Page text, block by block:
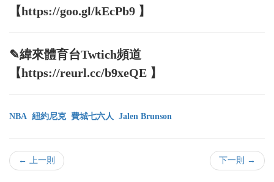
【https://goo.gl/kEcPb9 】
✎緯來體育台Twtich頻道
【https://reurl.cc/b9xeQE 】
NBA 紐約尼克 費城七六人 Jalen Brunson
← 上一則 下一則 →